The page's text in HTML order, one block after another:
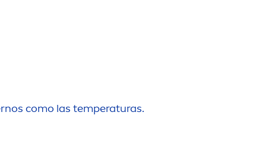
como las temperaturas.